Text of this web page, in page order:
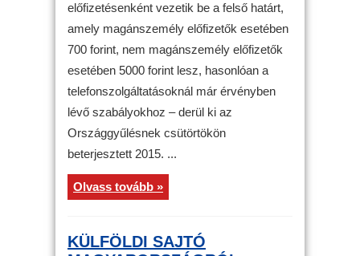
illetve
forint
lesz
előfizetésenként vezetik be a felső határt,
amely magánszemély előfizetők esetében
700 forint, nem magánszemély előfizetők
esetében 5000 forint lesz, hasonlóan a
telefonszolgáltatásoknál már érvényben
lévő szabályokhoz – derül ki az
Országgyűlésnek csütörtökön
beterjesztett 2015. ...
Olvass tovább »
KÜLFÖLDI SAJTÓ